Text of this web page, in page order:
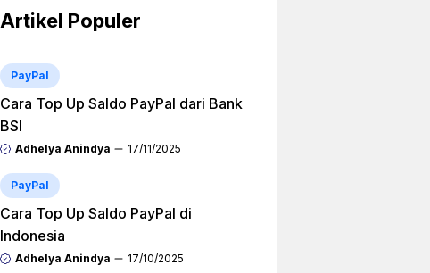
Artikel Populer
PayPal
Cara Top Up Saldo PayPal dari Bank
BSI
Adhelya Anindya 17/11/2025
PayPal
Cara Top Up Saldo PayPal di
Indonesia
Adhelya Anindya 17/10/2025